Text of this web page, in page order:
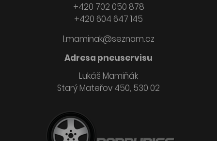
+420 702 050 878
+420 604 647 145
l.maminak@seznam.cz
Adresa pneuservisu
Lukáš Mamiňák
Starý Mateřov 450, 530 02